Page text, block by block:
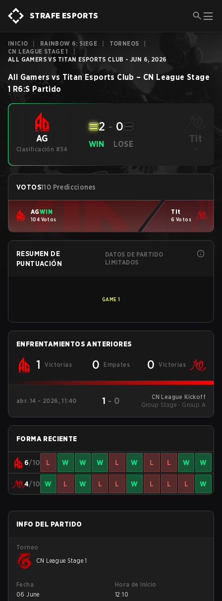
STRAFE ESPORTS
INICIO RAINBOW 6: SIEGE TORNEOS
CN LEAGUE STAGE 1
ALL GAMERS VS TITAN ESPORTS CLUB - JUN 6, 2026
All Gamers vs Titan Esports Club – CN League Stage
1 R6:S Partido
AG
Clasificación #34
WIN
2 - 0
LOSE Tit
-
VOTOS110 Predicciones
AGWIN
104 Votos
Tit
6 Votos
RESUMEN DE
PUNTUACIÓN
DATOS DE PARTIDO
LIMITADOS
GAME 1
ENFRENTAMIENTOS ANTERIORES
1 Victorias 0 Empates 0 Victorias
abr. 14 - 2026, 11:40 1 - 0
CN League Kickoff
Group Stage - Group A
FORMA RECIENTE
6/10 L W W W L W L L W W
4/10 W L W L L W L L L W
INFO DEL PARTIDO
Torneo
CN League Stage 1
Fecha
06 June
Hora de inicio
12:10